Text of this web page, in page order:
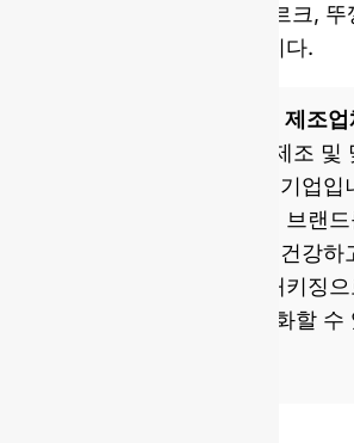
춤 제작할 수 있도록 코르크,
필름을 제공할 수 있습니다.
ISO 9001 인증 유리병 제조업
GlassRock은 유리병 제조 및
분야의 세계적인 전문 기업입
글로벌 및 현지 파트너 브랜
리 패키징을 생산하여 건강하
며 지속 가능한 유리 패키징
제품을 포장하고 상품화할 수